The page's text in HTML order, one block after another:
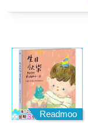
Readmoo